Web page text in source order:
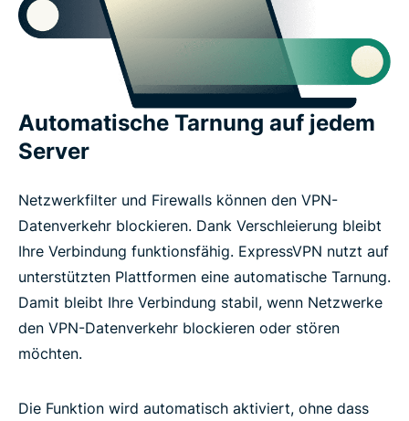
Automatische Tarnung auf jedem
Server
Netzwerkfilter und Firewalls können den VPN-
Datenverkehr blockieren. Dank Verschleierung bleibt
Ihre Verbindung funktionsfähig. ExpressVPN nutzt auf
unterstützten Plattformen eine automatische Tarnung.
Damit bleibt Ihre Verbindung stabil, wenn Netzwerke
den VPN-Datenverkehr blockieren oder stören
möchten.
Die Funktion wird automatisch aktiviert, ohne dass